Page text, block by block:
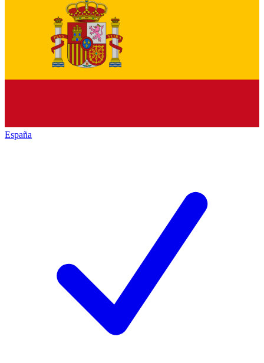
España